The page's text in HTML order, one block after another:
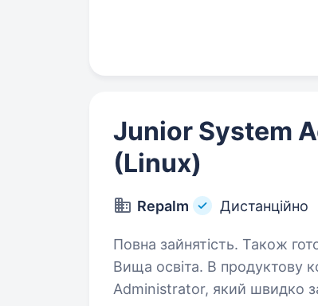
Junior System
(Linux)
Repalm Дистанційно
Повна зайнятість. Також
Вища освіта. В продуктову команду шукаємо Junior Linux System
Administrator, який швидко